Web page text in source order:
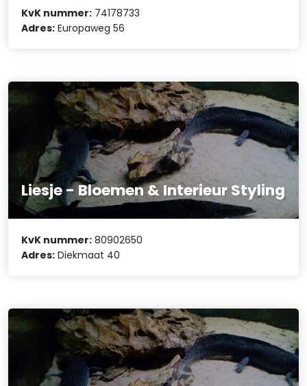
KvK nummer: 74178733
Adres: Europaweg 56
Liesje - Bloemen & Interieur Styling
KvK nummer: 80902650
Adres: Diekmaat 40